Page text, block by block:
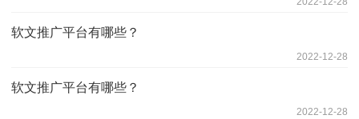
软文推广平台有哪些？
2022-12-28
软文推广平台有哪些？
2022-12-28